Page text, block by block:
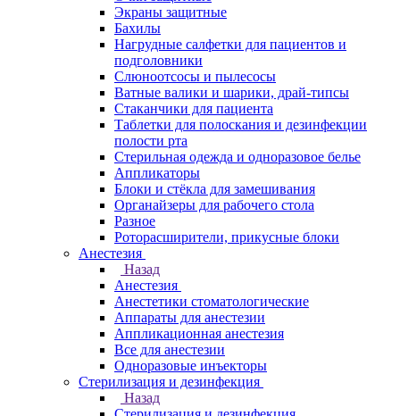
Экраны защитные
Бахилы
Нагрудные салфетки для пациентов и
подголовники
Слюноотсосы и пылесосы
Ватные валики и шарики, драй-типсы
Стаканчики для пациента
Таблетки для полоскания и дезинфекции
полости рта
Стерильная одежда и одноразовое белье
Аппликаторы
Блоки и стёкла для замешивания
Органайзеры для рабочего стола
Разное
Роторасширители, прикусные блоки
Анестезия
Назад
Анестезия
Анестетики стоматологические
Аппараты для анестезии
Аппликационная анестезия
Все для анестезии
Одноразовые инъекторы
Стерилизация и дезинфекция
Назад